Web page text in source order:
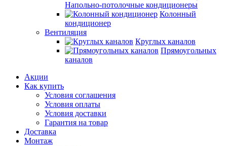
Напольно-потолочные кондиционеры
Колонный
кондиционер
Вентиляция
Круглых каналов
Прямоугольных
каналов
Акции
Как купить
Условия соглашения
Условия оплаты
Условия доставки
Гарантия на товар
Доставка
Монтаж